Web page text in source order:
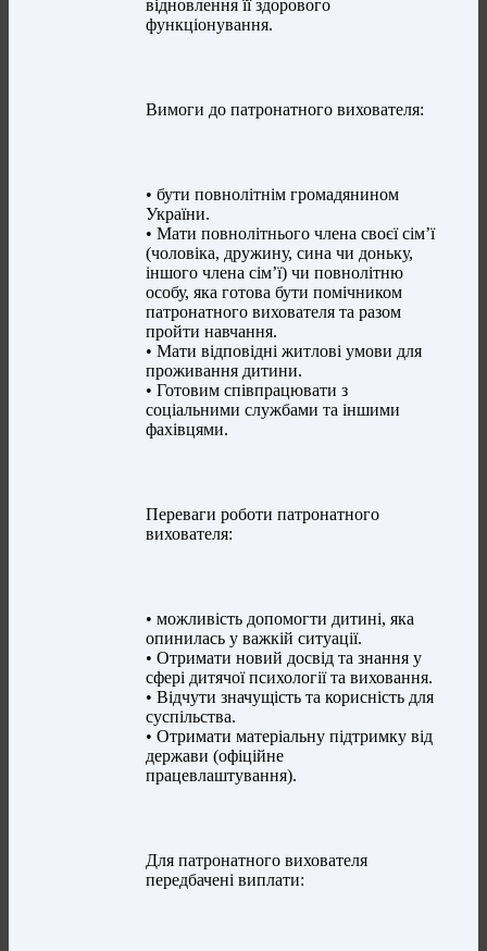
відновлення її здорового
функціонування.
Вимоги до патронатного вихователя:
• бути повнолітнім громадянином
України.
• Мати повнолітнього члена своєї сім’ї
(чоловіка, дружину, сина чи доньку,
іншого члена сім’ї) чи повнолітню
особу, яка готова бути помічником
патронатного вихователя та разом
пройти навчання.
• Мати відповідні житлові умови для
проживання дитини.
• Готовим співпрацювати з
соціальними службами та іншими
фахівцями.
Переваги роботи патронатного
вихователя:
• можливість допомогти дитині, яка
опинилась у важкій ситуації.
• Отримати новий досвід та знання у
сфері дитячої психології та виховання.
• Відчути значущість та корисність для
суспільства.
• Отримати матеріальну підтримку від
держави (офіційне
працевлаштування).
Для патронатного вихователя
передбачені виплати: